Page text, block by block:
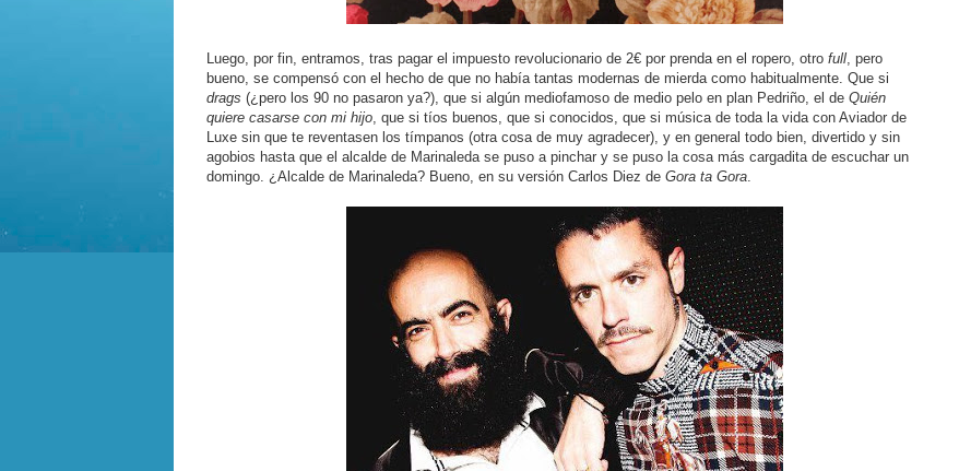
Luego, por fin, entramos, tras pagar el impuesto revolucionario de 2€ por prenda en el ropero, otro full, pero
bueno, se compensó con el hecho de que no había tantas modernas de mierda como habitualmente. Que si
drags (¿pero los 90 no pasaron ya?), que si algún mediofamoso de medio pelo en plan Pedriño, el de Quién
quiere casarse con mi hijo, que si tíos buenos, que si conocidos, que si música de toda la vida con Aviador de
Luxe sin que te reventasen los tímpanos (otra cosa de muy agradecer), y en general todo bien, divertido y sin
agobios hasta que el alcalde de Marinaleda se puso a pinchar y se puso la cosa más cargadita de escuchar un
domingo. ¿Alcalde de Marinaleda? Bueno, en su versión Carlos Diez de Gora ta Gora.